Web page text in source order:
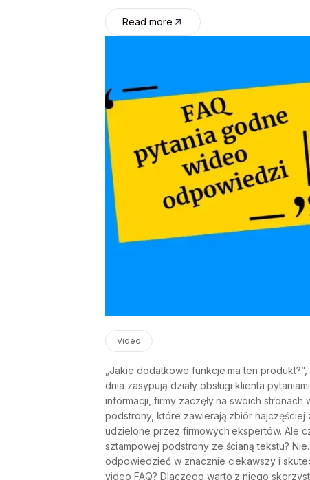
Read more
Video
„Jakie dodatkowe funkcje ma ten
dnia zasypują działy obsługi klienta
informacji, firmy zaczęły na swoich stronach
podstrony, które zawierają zbiór
udzielone przez firmowych ekspertów. Ale
sztampowej podstrony ze ścianą tekstu?
odpowiedzieć w znacznie ciekawszy i
video FAQ? Dlaczego warto z niego